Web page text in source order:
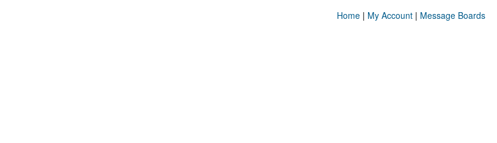
Home| My Account| Message Boards